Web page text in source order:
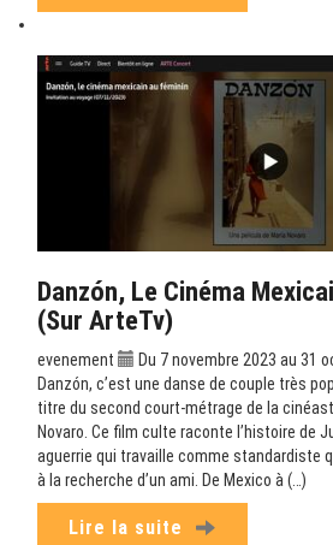
Danzón, Le Cinéma
(sur ArteTv)
evenement
Du 7 novembre 2023 au 31
Danzón, c’est une danse de couple très
titre du second court-métrage de la
Novaro. Ce film culte raconte l’histoire de
aguerrie qui travaille comme standardiste
à la recherche d’un ami. De Mexico à (…)
Lire la suite